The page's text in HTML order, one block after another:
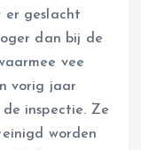
geslacht
dan bij de
vee
vorig jaar
inspectie. Ze
worden